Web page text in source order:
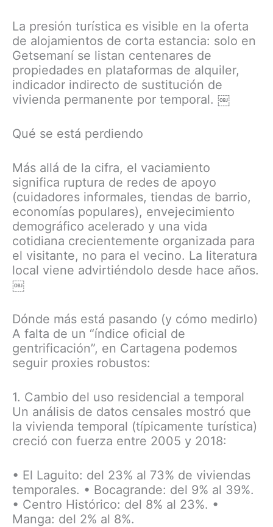
La presión turística es visible en la oferta
de alojamientos de corta estancia: solo en
Getsemaní se listan centenares de
propiedades en plataformas de alquiler,
indicador indirecto de sustitución de
vivienda permanente por temporal. ￼
Qué se está perdiendo
Más allá de la cifra, el vaciamiento
significa ruptura de redes de apoyo
(cuidadores informales, tiendas de barrio,
economías populares), envejecimiento
demográfico acelerado y una vida
cotidiana crecientemente organizada para
el visitante, no para el vecino. La literatura
local viene advirtiéndolo desde hace años.
￼
Dónde más está pasando (y cómo medirlo)
A falta de un “índice oficial de
gentrificación”, en Cartagena podemos
seguir proxies robustos:
1. Cambio del uso residencial a temporal
Un análisis de datos censales mostró que
la vivienda temporal (típicamente turística)
creció con fuerza entre 2005 y 2018:
• El Laguito: del 23% al 73% de viviendas
temporales. • Bocagrande: del 9% al 39%.
• Centro Histórico: del 8% al 23%. •
Manga: del 2% al 8%.